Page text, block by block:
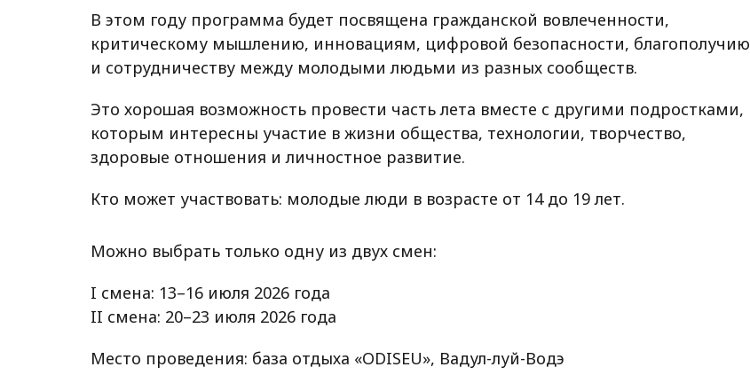
В этом году программа будет посвящена гражданской вовлеченности,
критическому мышлению, инновациям, цифровой безопасности, благополучию
и сотрудничеству между молодыми людьми из разных сообществ.
Это хорошая возможность провести часть лета вместе с другими подростками,
которым интересны участие в жизни общества, технологии, творчество,
здоровые отношения и личностное развитие.
Кто может участвовать: молодые люди в возрасте от 14 до 19 лет.
Можно выбрать только одну из двух смен:
I смена: 13–16 июля 2026 года
II смена: 20–23 июля 2026 года
Место проведения: база отдыха «ODISEU», Вадул-луй-Водэ